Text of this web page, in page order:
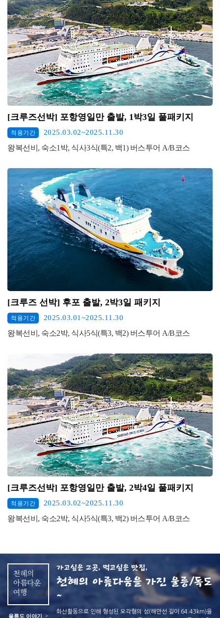
[크루즈선박] 포항영일만 출발, 1박3일 풀패키지
적용기간 2025.03.02~2025.11.30
왕복선비, 숙소1박, 식사3식(특2, 백1) 버스투어 A/B코스
[크루즈 선박] 후포 출발, 2박3일 패키지
적용기간 2025.03.01~2025.11.30
왕복선비, 숙소2박, 식사5식(특3, 백2) 버스투어 A/B코스
[크루즈선박] 포항영일만 출발, 2박4일 풀패키지
적용기간 2025.03.02~2025.11.30
왕복선비, 숙소2박, 식사5식(특3, 백2) 버스투어 A/B코스
천혜의
아름다운
여행
울릉도 이야기 >
가고싶은 그곳, 먹고싶은 맛집,
천혜의 아름다움을 가진 울릉/독도
~
화산활동으로 인해 형성된 오각형의 섬(해안선 길이 64.43km)을